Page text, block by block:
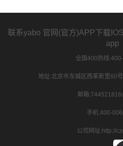
联系yabo 官网(官方)APP下载
app
全国400热线
地址:北京市东城区西革新里60
邮箱
手机:400-
公司网址:http://